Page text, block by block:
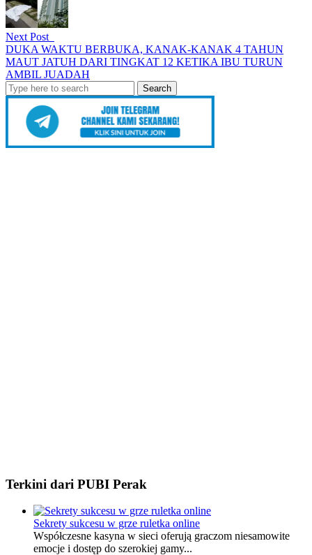
Next Post
DUKA WAKTU BERBUKA, KANAK-KANAK 4 TAHUN
MAUT JATUH DARI TINGKAT 12 KETIKA IBU TURUN
AMBIL JUADAH
Search
for:
Terkini dari PUBI Perak
Sekrety sukcesu w grze ruletka online
Współczesne kasyna w sieci oferują graczom niesamowite
emocje i dostęp do szerokiej gamy...